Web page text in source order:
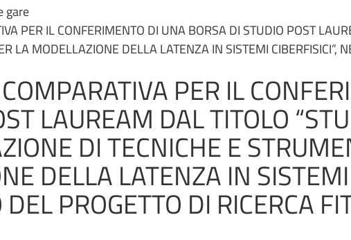
gare
PER IL CONFERIMENTO DI UNA BORSA DI STUDIO POST
LA MODELLAZIONE DELLA LATENZA IN SISTEMI CIBERFISICI”,
PER IL
LAUREAM DAL TITOLO
DI TECNICHE E
DELLA LATENZA IN SISTEMI
DEL PROGETTO DI RICERCA